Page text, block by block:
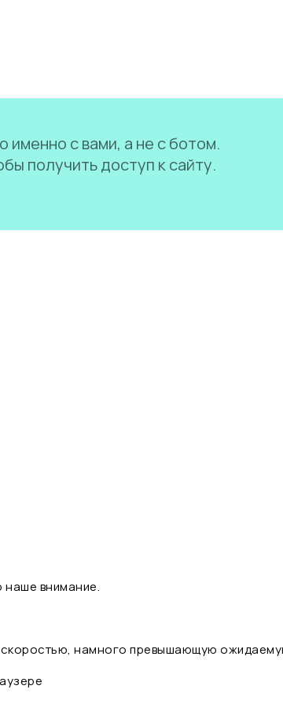
с вами, а не с ботом.
получить доступ к сайту.
наше внимание.
скоростью, намного превышающую